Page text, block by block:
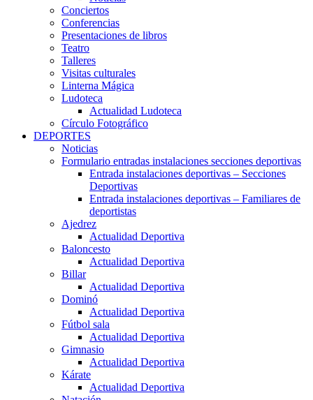
Conciertos
Conferencias
Presentaciones de libros
Teatro
Talleres
Visitas culturales
Linterna Mágica
Ludoteca
Actualidad Ludoteca
Círculo Fotográfico
DEPORTES
Noticias
Formulario entradas instalaciones secciones deportivas
Entrada instalaciones deportivas – Secciones
Deportivas
Entrada instalaciones deportivas – Familiares de
deportistas
Ajedrez
Actualidad Deportiva
Baloncesto
Actualidad Deportiva
Billar
Actualidad Deportiva
Dominó
Actualidad Deportiva
Fútbol sala
Actualidad Deportiva
Gimnasio
Actualidad Deportiva
Kárate
Actualidad Deportiva